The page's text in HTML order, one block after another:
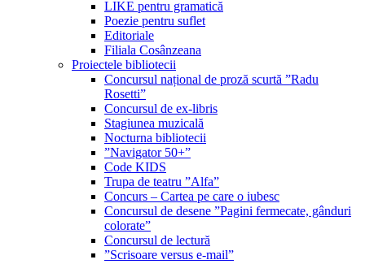
LIKE pentru gramatică
Poezie pentru suflet
Editoriale
Filiala Cosânzeana
Proiectele bibliotecii
Concursul național de proză scurtă ”Radu
Rosetti”
Concursul de ex-libris
Stagiunea muzicală
Nocturna bibliotecii
”Navigator 50+”
Code KIDS
Trupa de teatru ”Alfa”
Concurs – Cartea pe care o iubesc
Concursul de desene ”Pagini fermecate, gânduri
colorate”
Concursul de lectură
”Scrisoare versus e-mail”